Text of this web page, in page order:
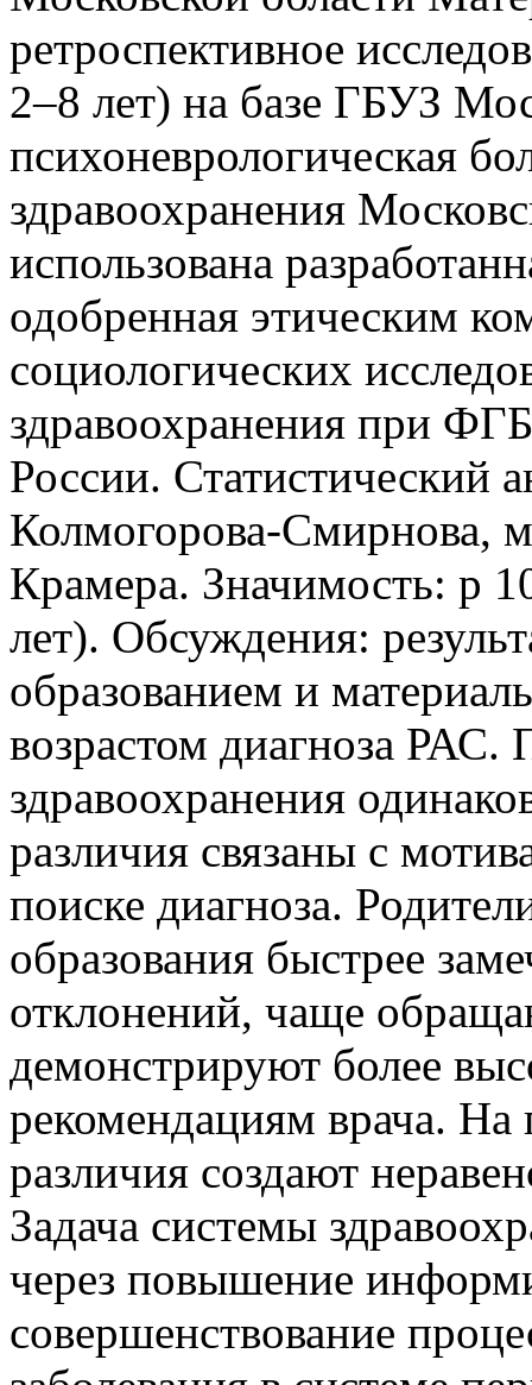
ретроспективное
2–8 лет) на базе ГБУЗ
психоневрологическая
здравоохранения
использована
одобренная этическим
социологических
здравоохранения при
России. Статистический
Колмогорова-Смирнова,
Крамера. Значимость: p
лет). Обсуждения:
образованием и
возрастом диагноза РАС.
здравоохранения
различия связаны с
поиске диагноза.
образования быстрее
отклонений, чаще
демонстрируют более
рекомендациям врача.
различия создают
Задача системы
через повышение
совершенствование